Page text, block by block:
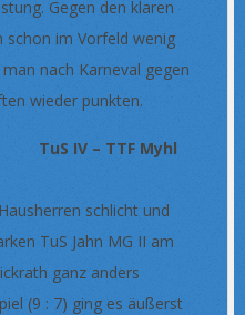
Gegen den klaren
schon im Vorfeld wenig
nach Karneval gegen
wieder punkten.
IV – TTF Myhl
schlicht und
TuS Jahn MG II am
ganz anders
(9 : 7) ging es äußerst